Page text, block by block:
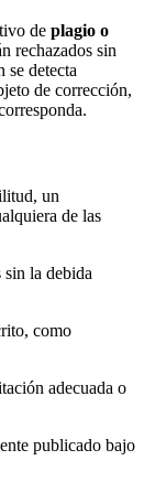
de plagio o
rechazados sin
se detecta
de corrección,
un
de las
sin la debida
como
adecuada o
publicado bajo